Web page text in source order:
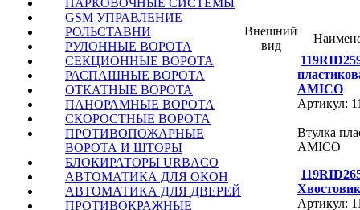
ПАРКОВОЧНЫЕ СИСТЕМЫ
GSM УПРАВЛЕНИЕ
РОЛЬСТАВНИ
РУЛОННЫЕ ВОРОТА
СЕКЦИОННЫЕ ВОРОТА
РАСПАШНЫЕ ВОРОТА
ОТКАТНЫЕ ВОРОТА
ПАНОРАМНЫЕ ВОРОТА
СКОРОСТНЫЕ ВОРОТА
ПРОТИВОПОЖАРНЫЕ
ВОРОТА И ШТОРЫ
БЛОКИРАТОРЫ URBACO
АВТОМАТИКА ДЛЯ ОКОН
АВТОМАТИКА ДЛЯ ДВЕРЕЙ
ПРОТИВОКРАЖНЫЕ
Внешний
вид
АMICO
Артикул:
Втулка
АMICO
Артикул: